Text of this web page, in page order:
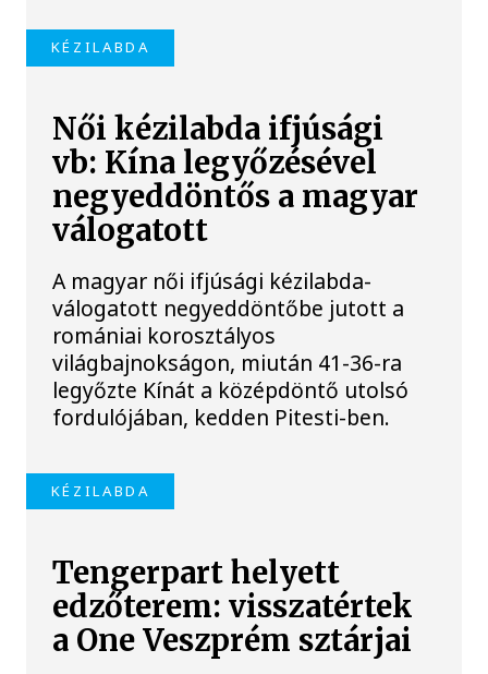
KÉZILABDA
Női kézilabda ifjúsági
vb: Kína legyőzésével
negyeddöntős a magyar
válogatott
A magyar női ifjúsági kézilabda-
válogatott negyeddöntőbe jutott a
romániai korosztályos
világbajnokságon, miután 41-36-ra
legyőzte Kínát a középdöntő utolsó
fordulójában, kedden Pitesti-ben.
KÉZILABDA
Tengerpart helyett
edzőterem: visszatértek
a One Veszprém sztárjai